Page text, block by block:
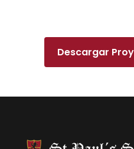
Descargar